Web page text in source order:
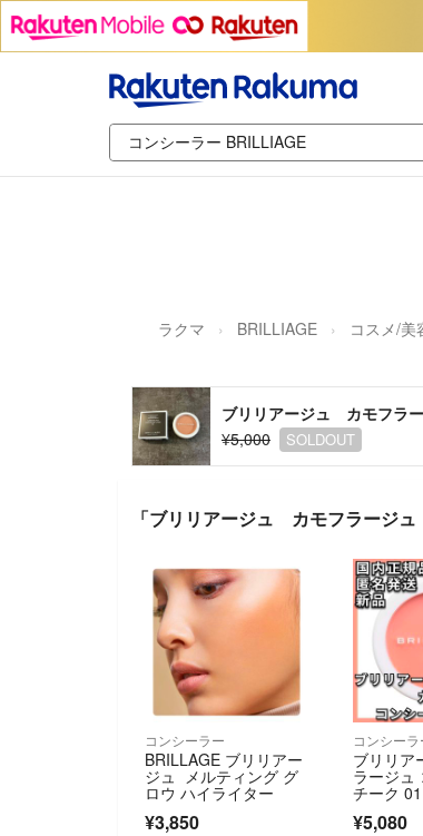
ラクマ BRILLIAGE コスメ/美
ブリリアージュ カモフラ
¥5,000
SOLDOUT
「ブリリアージュ カモフラージ
コンシーラー
BRILLAGE ブリリアー
ジュ メルティング グ
ロウ ハイライター
¥3,850
コンシーラ
ブリリア
ラージュ
チーク
ジュ
¥5,080